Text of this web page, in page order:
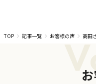
TOP
記事一覧 お客様の声 高田